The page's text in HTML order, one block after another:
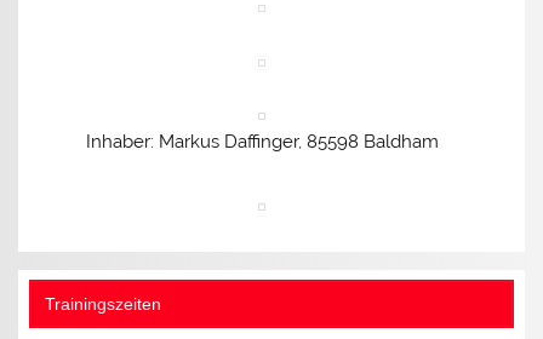
Inhaber: Markus Daffinger, 85598 Baldham
Trainingszeiten